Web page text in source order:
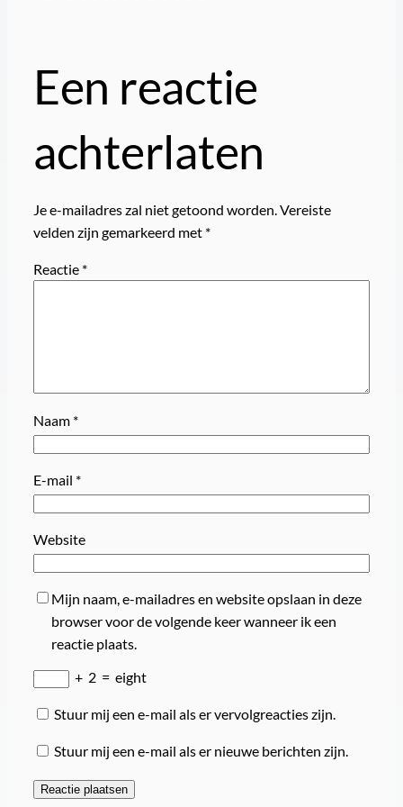
Een reactie
achterlaten
Je e-mailadres zal niet getoond worden.Vereiste
velden zijn gemarkeerd met *
Reactie *
Naam *
E-mail *
Website
Mijn naam, e-mailadres en website opslaan in deze
browser voor de volgende keer wanneer ik een
reactie plaats.
+ 2 = eight
Stuur mij een e-mail als er vervolgreacties zijn.
Stuur mij een e-mail als er nieuwe berichten zijn.